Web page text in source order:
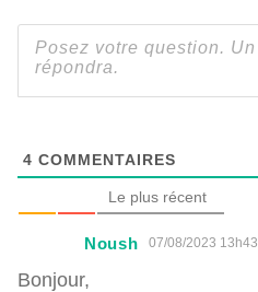
4 COMMENTAIRES
Le plus récent
Noush 07/08/2023 13h43
Bonjour,